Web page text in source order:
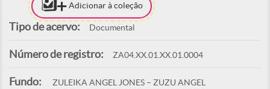
Adicionar à coleção
Tipo de acervo: Documental
Número de registro: ZA04.XX.01.XX.01.0004
Fundo: ZULEIKA ANGEL JONES – ZUZU ANGEL